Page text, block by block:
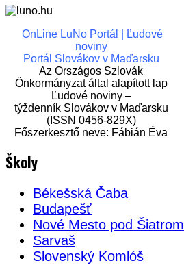
OnLine LuNo Portál | Ľudové
noviny
Portál Slovákov v Maďarsku
Az Országos Szlovák
Önkormányzat által alapított lap
Ľudové noviny –
týždenník Slovákov v Maďarsku
(ISSN 0456-829X)
Főszerkesztő neve: Fábián Éva
Školy
Békešská Čaba
Budapešť
Nové Mesto pod Šiatrom
Sarvaš
Slovenský Komlóš